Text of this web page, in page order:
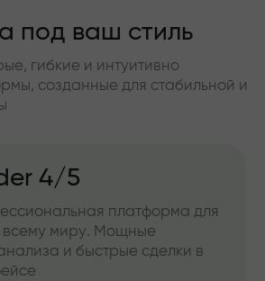
под ваш стиль
гибкие и интуитивно
созданные для стабильной и
4/5
платформа для
всему миру. Мощные
и быстрые сделки в